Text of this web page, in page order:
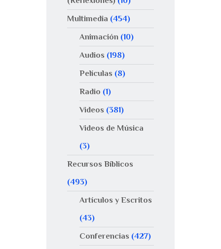
Multimedia (454)
Animación(10)
Audios (198)
Películas (8)
Radio (1)
Videos (381)
Videos de Música
(3)
Recursos Bíblicos
(493)
Artículos y Escritos
(43)
Conferencias (427)